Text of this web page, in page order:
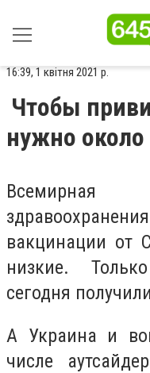
16:39, 1 квітня 2021 р.
Чтобы
нужно около
вакцинации от
низкие.
сегодня
А Украина и
числе